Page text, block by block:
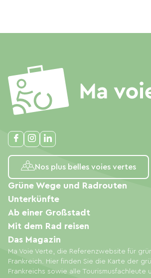
Nos plus belles voies vertes
Ma Voie Verte, die Referenzwebsite für
Frankreich. Hier finden Sie die Karte der
Frankreichs sowie alle Tourismusfachleute
Grüne Wege und Radrouten
Unterkünfte
Ab einer Großstadt
Mit dem Rad reisen
Das Magazin